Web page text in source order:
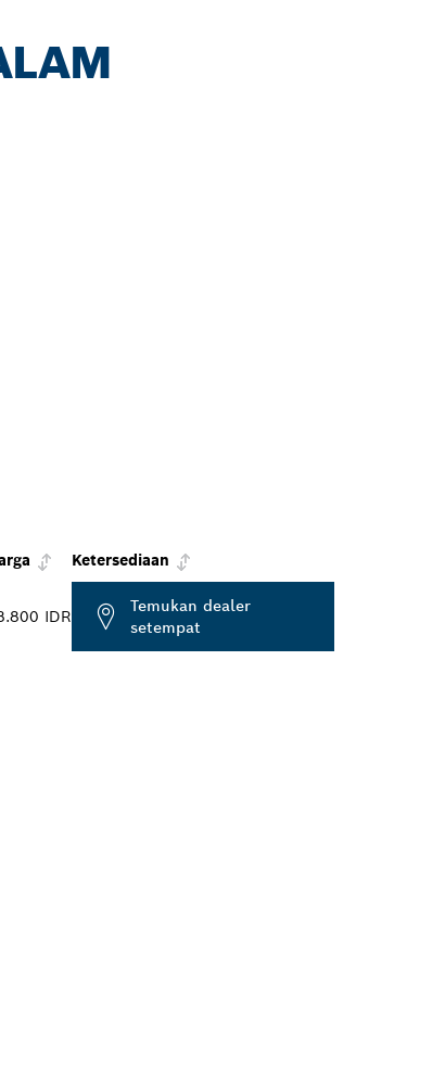
Ketersediaan
IDR
Temukan dealer
setempat